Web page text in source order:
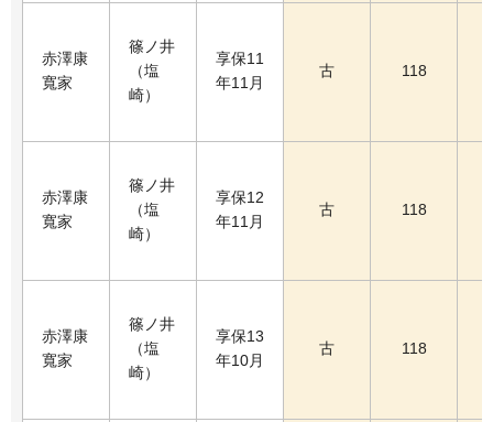
赤澤康
寬家
篠ノ井
（塩
崎）
享保11
年11月
古 118
赤澤康
寬家
篠ノ井
（塩
崎）
享保12
年11月
古 118
赤澤康
寬家
篠ノ井
（塩
崎）
享保13
年10月
古 118